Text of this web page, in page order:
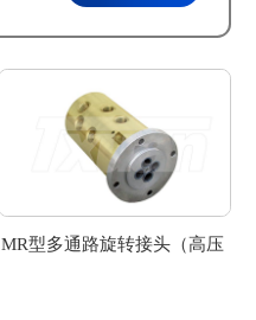
MR型多通路旋转接头（高压